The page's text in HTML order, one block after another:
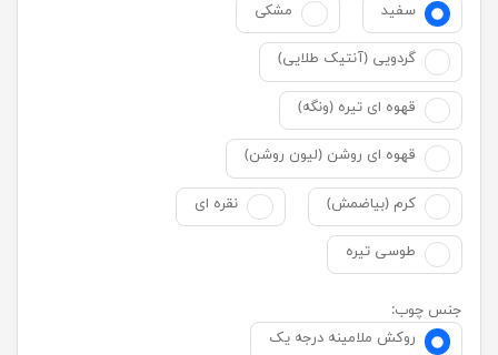
سفید
مشکی
گردویی (آنتیک طلایی)
قهوه ای تیره (ونگه)
قهوه ای روشن (لیون روشن)
کرم (بیاضمش) نقره ای
طوسی تیره
جنس چوب:
روکش ملامینه درجه یک